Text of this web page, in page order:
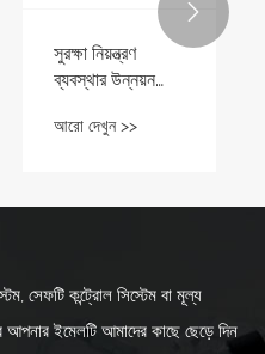
সুরক্ষা নিয়ন্ত্রণ
ব্যবস্থার উন্নয়ন
আরো দেখুন >>

সেফটি কন্ট্রোল সিস্টেম বা মূল্য
ইমেলটি আমাদের কাছে ছেড়ে দিন